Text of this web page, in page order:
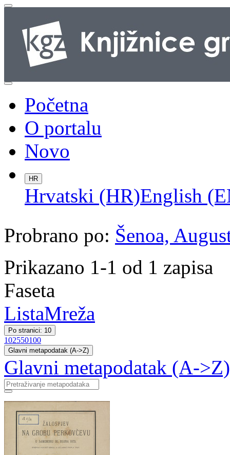
Početna
O portalu
Novo
HR
Hrvatski (HR)English
Probrano po: Šenoa,
Prikazano 1-1 od 1 zapisa
Faseta
ListaMreža
Po stranici: 10
102550100
Glavni metapodatak (A->Z)
Glavni metapodatak (A->Z)